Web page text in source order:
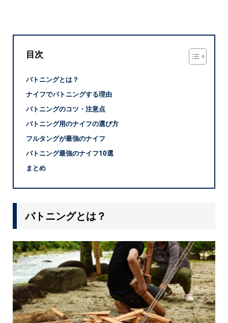
目次
バトニングとは？
ナイフでバトニングする理由
バトニングのコツ・注意点
バトニング用のナイフの選び方
フルタングが最強のナイフ
バトニング最強のナイフ10選
まとめ
バトニングとは？